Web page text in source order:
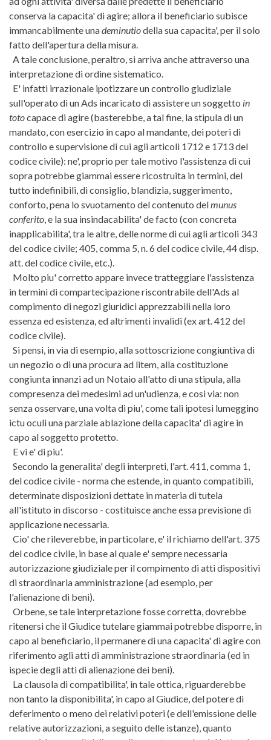
conserva la capacita' di agire; allora il beneficiario subisce
immancabilmente unademinutiodella sua capacita', per il solo
fatto dell'apertura della misura.
A tale conclusione, peraltro, si arriva anche attraverso una
interpretazione di ordine sistematico.
E' infatti irrazionale ipotizzare un controllo giudiziale
sull'operato di un Ads incaricato di assistere un soggetto in
totocapace di agire (basterebbe, a tal fine, la stipula di un
mandato, con esercizio in capo al mandante, dei poteri di
controllo e supervisione di cui agli articoli 1712 e 1713 del
codice civile): ne', proprio per tale motivo l'assistenza di cui
sopra potrebbe giammai essere ricostruita in termini, del
tutto indefinibili, di consiglio, blandizia, suggerimento,
conforto, pena lo svuotamento del contenuto delmunus
conferito, e la sua insindacabilita' de facto (con concreta
inapplicabilita', tra le altre, delle norme di cui agli articoli 343
del codice civile; 405, comma 5, n. 6 del codice civile, 44 disp.
att. del codice civile, etc.).
Molto piu' corretto appare invece tratteggiare l'assistenza
in termini di compartecipazione riscontrabile dell'Ads al
compimento di negozi giuridici apprezzabili nella loro
essenza ed esistenza, ed altrimenti invalidi (ex art. 412 del
codice civile).
Si pensi, in via di esempio, alla sottoscrizione congiuntiva di
un negozio o di una procura ad litem, alla costituzione
congiunta innanzi ad un Notaio all'atto di una stipula, alla
compresenza dei medesimi ad un'udienza, e cosi via: non
senza osservare, una volta di piu', come tali ipotesi lumeggino
ictu oculi una parziale ablazione della capacita' di agire in
capo al soggetto protetto.
E vi e' di piu'.
Secondo la generalita' degli interpreti, l'art. 411, comma 1,
del codice civile - norma che estende, in quanto compatibili,
determinate disposizioni dettate in materia di tutela
all'istituto in discorso - costituisce anche essa previsione di
applicazione necessaria.
Cio' che rileverebbe, in particolare, e' il richiamo dell'art. 375
del codice civile, in base al quale e' sempre necessaria
autorizzazione giudiziale per il compimento di atti dispositivi
di straordinaria amministrazione (ad esempio, per
l'alienazione di beni).
Orbene, se tale interpretazione fosse corretta, dovrebbe
ritenersi che il Giudice tutelare giammai potrebbe disporre, in
capo al beneficiario, il permanere di una capacita' di agire con
riferimento agli atti di amministrazione straordinaria (ed in
ispecie degli atti di alienazione dei beni).
La clausola di compatibilita', in tale ottica, riguarderebbe
non tanto la disponibilita', in capo al Giudice, del potere di
deferimento o meno dei relativi poteri (e dell'emissione delle
relative autorizzazioni, a seguito delle istanze), quanto